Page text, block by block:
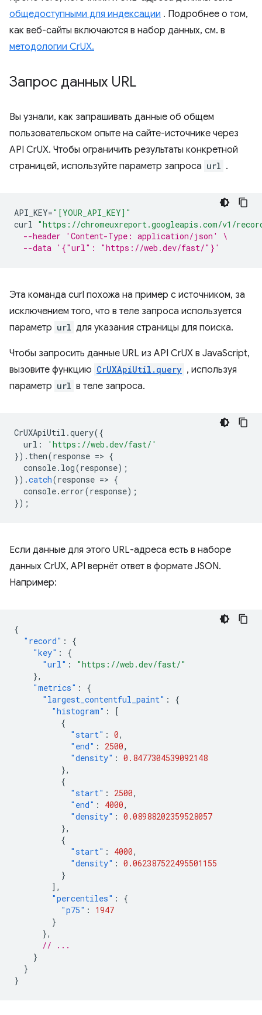
общедоступными для индексации . Подробнее о том,
как веб-сайты включаются в набор данных, см. в
методологии CrUX.
Запрос данных URL
Вы узнали, как запрашивать данные об общем
пользовательском опыте на сайте-источнике через
API CrUX. Чтобы ограничить результаты конкретной
страницей, используйте параметр запроса url .
API_KEY="[YOUR_API_KEY]"
curl "https://chromeuxreport.googleapis.com/v1/
--header 'Content-Type: application/json' \
--data '{"url": "https://web.dev/fast/"}'
Эта команда curl похожа на пример с источником, за
исключением того, что в теле запроса используется
параметр url для указания страницы для поиска.
Чтобы запросить данные URL из API CrUX в JavaScript,
вызовите функцию CrUXApiUtil.query , используя
параметр url в теле запроса.
CrUXApiUtil .query({
url :
'https://web.dev/fast/'
}). then(response => {
console. log(response);
}).catch(response => {
console. error(response);
});
Если данные для этого URL-адреса есть в наборе
данных CrUX, API вернёт ответ в формате JSON.
Например:
{
"record" :
{
"key" :
{
"url" :
"https://web.dev/fast/"
},
"metrics" :
{
"largest_contentful_paint" :
{
"histogram" :
[
{
"start" : 0,
"end" : 2500,
"density" : 0.8477304539092148
},
{
"start" : 2500,
"end" : 4000,
"density" : 0.08988202359528057
},
{
"start" : 4000,
"density" : 0.062387522495501155
}
],
"percentiles" :
{
"p75" :
1947
}
},
// ...
}
}
}